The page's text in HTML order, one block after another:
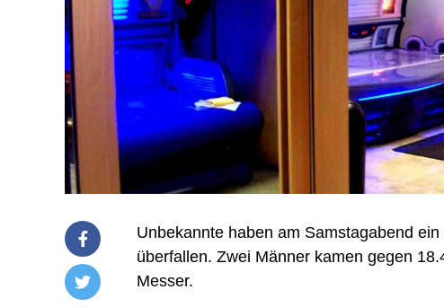
Unbekannte haben am Samstagabend
überfallen. Zwei Männer kamen gegen
Messer.